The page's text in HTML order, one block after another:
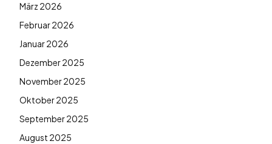
März 2026
Februar 2026
Januar 2026
Dezember 2025
November 2025
Oktober 2025
September 2025
August 2025